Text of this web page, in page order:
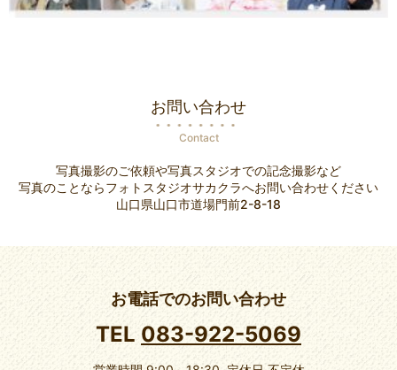
お問い合わせ
Contact
写真撮影のご依頼や写真スタジオでの記念撮影など
写真のことならフォトスタジオサカクラへお問い合わせください
山口県山口市道場門前2-8-18
お電話でのお問い合わせ
TEL 083-922-5069